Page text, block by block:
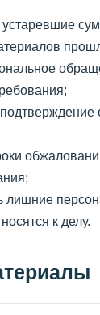
устаревшие
лишние
к делу.